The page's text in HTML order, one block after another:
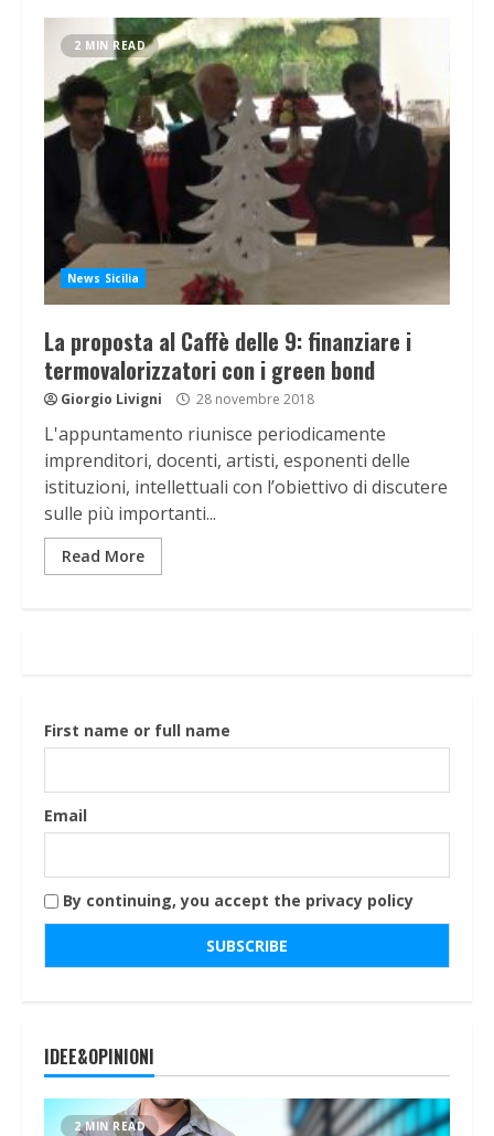
2 MIN READ
News Sicilia
La proposta al Caffè delle 9: finanziare i
termovalorizzatori con i green bond
Giorgio Livigni 28 novembre 2018
L'appuntamento riunisce periodicamente
imprenditori, docenti, artisti, esponenti delle
istituzioni, intellettuali con l’obiettivo di discutere
sulle più importanti...
Read More
First name or full name
Email
By continuing, you accept the privacy policy
IDEE&OPINIONI
2 MIN READ